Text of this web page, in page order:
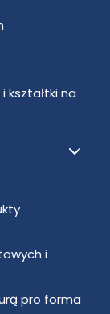
kształtki na
i
pro forma